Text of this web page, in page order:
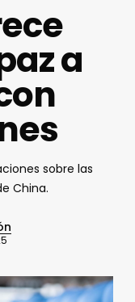
a
sobre las
China.